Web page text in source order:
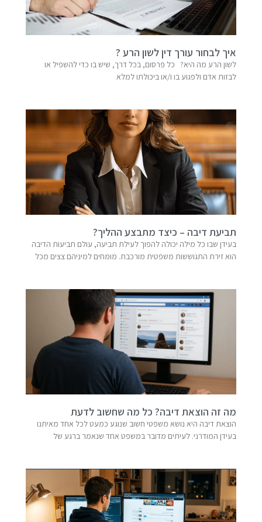
איך לבחור עורך דין לשון הרע ?
לשון הרע מה היא? כל פרסום, בכל דרך, שיש בו כדי להשפיל או
לבזות אדם ולפגוע בו ו/או ביכולתו למלא
תביעת דיבה – כיצד מתבצע ההליך?
בעידן שבו כל מילה יכולה להפוך לעילת תביעה, עולם תביעות הדיבה
הוא זירת התגוששות משפטית מורכבת. מומחים למיניהם צצים מכל
מה זה הוצאת דיבה? כל מה שחשוב לדעת
הוצאת דיבה היא נושא משפטי חשוב שנוגע כמעט לכל אחד מאיתנו
בעידן המודרני. לעיתים מדובר במשפט אחד שנאמר ברגע של